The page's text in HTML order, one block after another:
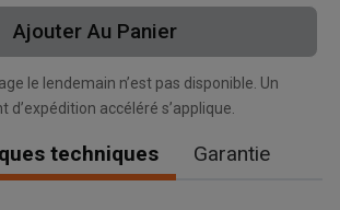
Ajouter Au Panier
le lendemain n’est pas disponible. Un
d’expédition accéléré s’applique.
techniques Garantie